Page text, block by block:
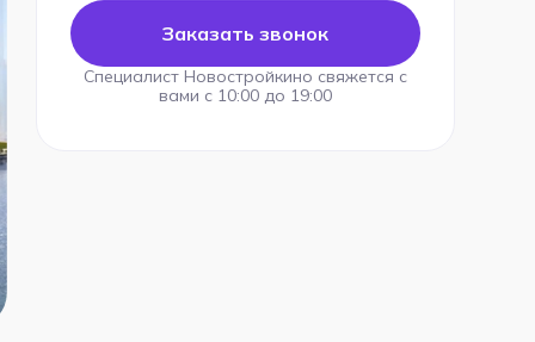
Заказать звонок
Специалист Новостройкино свяжется с
вами с 10:00 до 19:00